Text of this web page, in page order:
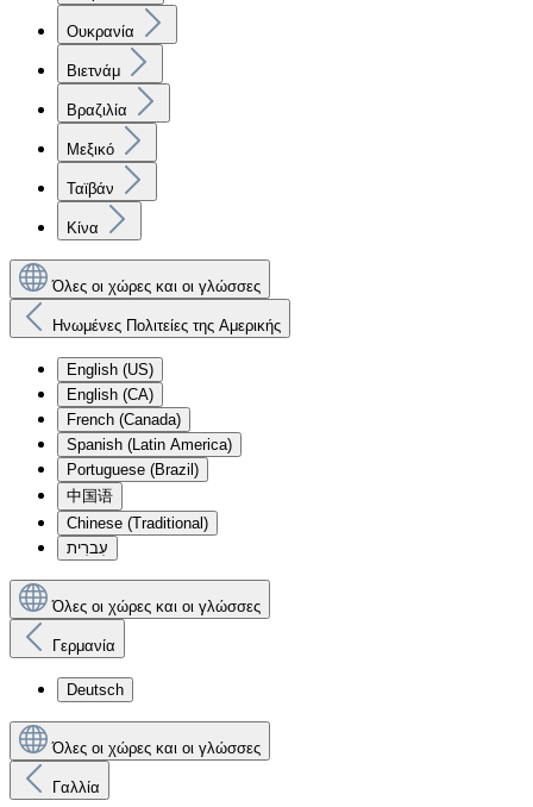
Ουκρανία
Βιετνάμ
Βραζιλία
Μεξικό
Ταϊβάν
Κίνα
Όλες οι χώρες και οι γλώσσες
Ηνωμένες Πολιτείες της Αμερικής
English (US)
English (CA)
French (Canada)
Spanish (Latin America)
Portuguese (Brazil)
中国语
Chinese (Traditional)
עִברִית
Όλες οι χώρες και οι γλώσσες
Γερμανία
Deutsch
Όλες οι χώρες και οι γλώσσες
Γαλλία